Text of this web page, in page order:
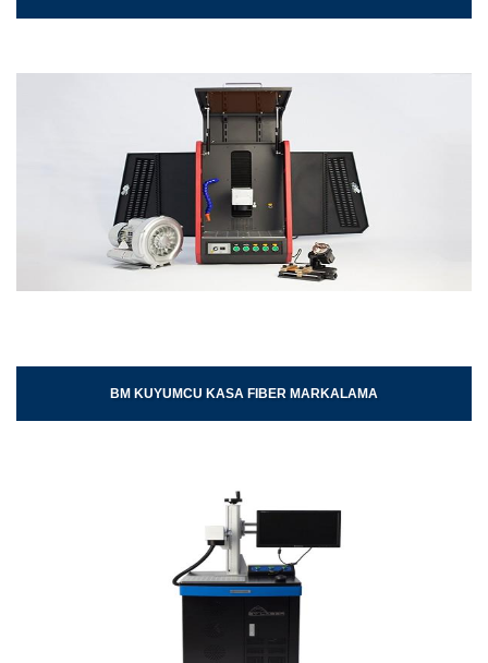
BM KUYUMCU KASA FIBER MARKALAMA